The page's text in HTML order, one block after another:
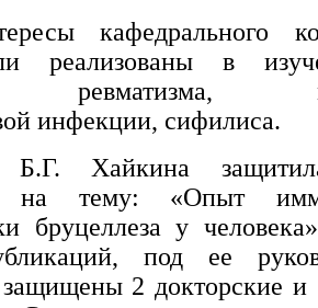
кафедрального
реализованы в
ревматизма,
инфекции, сифилиса.
Хайкина
на тему: «Опыт
бруцеллеза у
под ее
2 докторские и